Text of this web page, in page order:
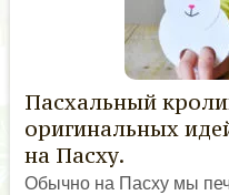
Пасхальный
оригинальных
на Пасху.
Обычно на Пасху мы